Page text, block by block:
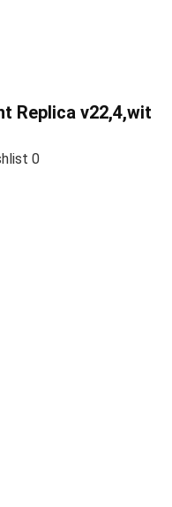
Replica v22,4,wit
0